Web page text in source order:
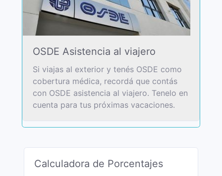
OSDE Asistencia al viajero
Si viajas al exterior y tenés OSDE como
cobertura médica, recordá que contás
con OSDE asistencia al viajero. Tenelo en
cuenta para tus próximas vacaciones.
Calculadora de Porcentajes